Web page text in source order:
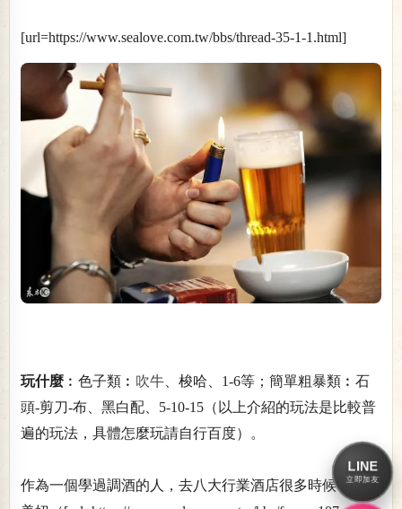
[url=https://www.sealove.com.tw/bbs/thread-35-1-1.html]
玩什麼 ︰色子類︰ 吹牛 、梭哈、1-6等；簡單粗暴類︰石
頭-剪刀-布、黑白配、5-10-15（以上介紹的玩法是比較普
遍的玩法，具體怎麼玩請自行百度）。
作為一個學過調酒的人，去八大行業酒店很多時候都是問
LINE
立即加友